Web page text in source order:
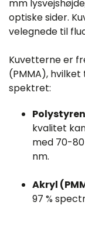
mm
optiske sider.
velegnede til
Kuvetterne er
(PMMA),
spektret:​
kvalitet
med 70-
nm.
Akryl
97 %